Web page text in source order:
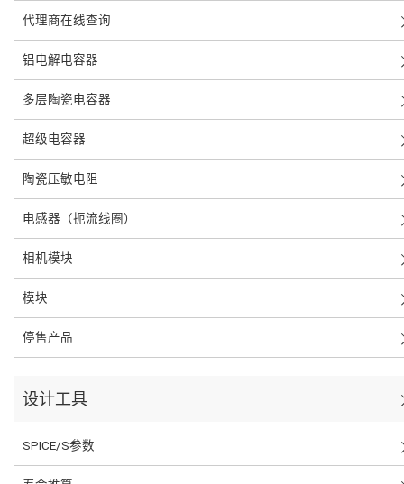
代理商在线查询
铝电解电容器
多层陶瓷电容器
超级电容器
陶瓷压敏电阻
电感器（扼流线圈）
相机模块
模块
停售产品
设计工具
SPICE/S参数